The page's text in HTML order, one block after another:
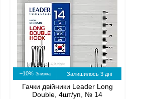
–10% Залишилось 3 дні
Гачки двійники Leader Long
Double, 4шт/уп, № 14